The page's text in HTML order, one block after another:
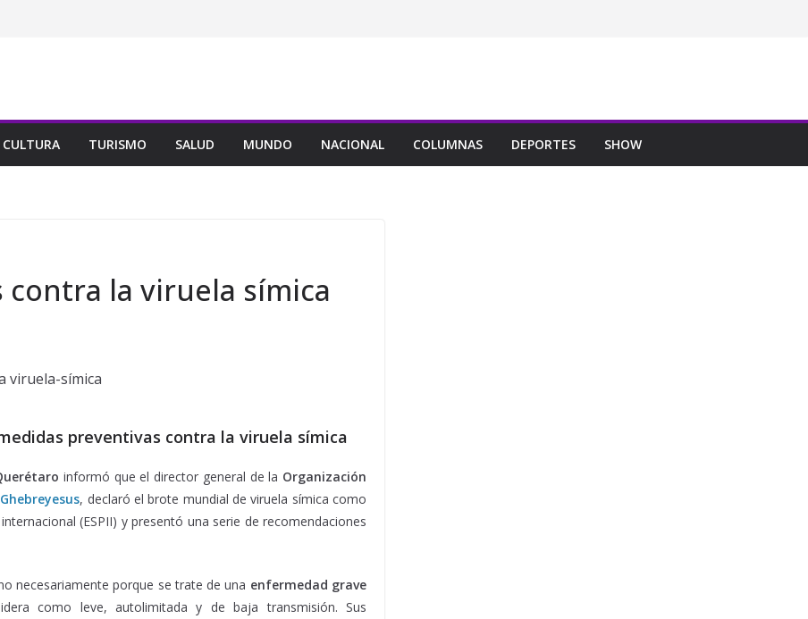
CULTURA TURISMO SALUD MUNDO NACIONAL COLUMNAS DEPORTES SHOW
la viruela símica
preventivas contra la viruela símica
informó que el director general de la Organización
, declaró el brote mundial de viruela símica como
(ESPII) y presentó una serie de recomendaciones
necesariamente porque se trate de una enfermedad grave
como leve, autolimitada y de baja transmisión. Sus